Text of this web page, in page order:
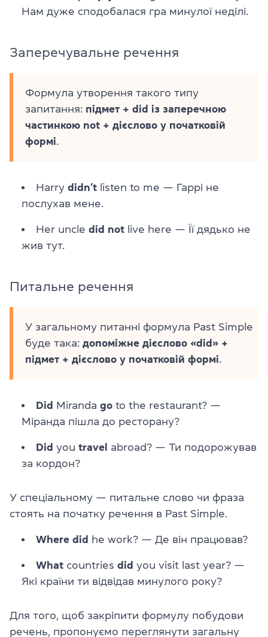
Нам дуже сподобалася гра минулої неділі.
Заперечувальне речення
Формула утворення такого типу
запитання: підмет + did із заперечною
частинкою not + дієслово у початковій
формі
Harry didn’t listen to me — Гаррі не
послухав мене.
Her uncle did not live here — Її дядько не
жив тут.
Питальне речення
У загальному питанні формула Past Simple
буде така: допоміжне дієслово «did» +
підмет + дієслово у початковій формі
Did Miranda go to the restaurant? —
Міранда пішла до ресторану?
Did you travel abroad? — Ти подорожував
за кордон?
У спеціальному — питальне слово чи фраза
стоять на початку речення в Past Simple.
Where did he work? — Де він працював?
What countries did you visit last year? —
Які країни ти відвідав минулого року?
Для того, щоб закріпити формулу побудови
речень, пропонуємо переглянути загальну